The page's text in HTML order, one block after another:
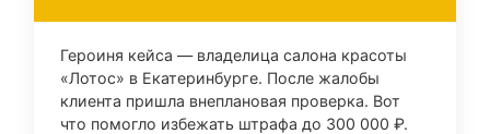
Героиня кейса — владелица салона красоты
«Лотос» в Екатеринбурге. После жалобы
клиента пришла внеплановая проверка. Вот
что помогло избежать штрафа до 300 000 ₽.